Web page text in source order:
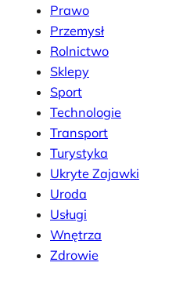
Prawo
Przemysł
Rolnictwo
Sklepy
Sport
Technologie
Transport
Turystyka
Ukryte Zajawki
Uroda
Usługi
Wnętrza
Zdrowie